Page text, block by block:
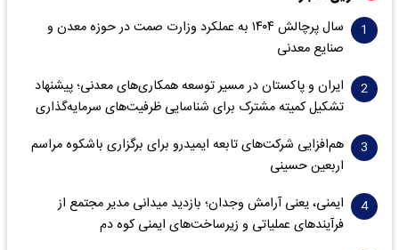
سال پرچالش ۱۴۰۴ به عملکرد وزارت صمت در حوزه معدن و
صنایع معدنی
ایران و پاکستان در مسیر توسعه همکاری‌های معدنی؛ پیشنهاد
تشکیل کمیته مشترک برای شناسایی ظرفیت‌های سرمایه‌گذاری
هم‌افزایی شرکت‌های تابعه ایمیدرو برای برگزاری باشکوه مراسم
اربعین حسینی
ایمنی، یعنی آرامش وجدان؛ بازدید میدانی مدیر مجتمع از
فرآیندهای عملیاتی و زیرساخت‌های ایمنی کوه دم